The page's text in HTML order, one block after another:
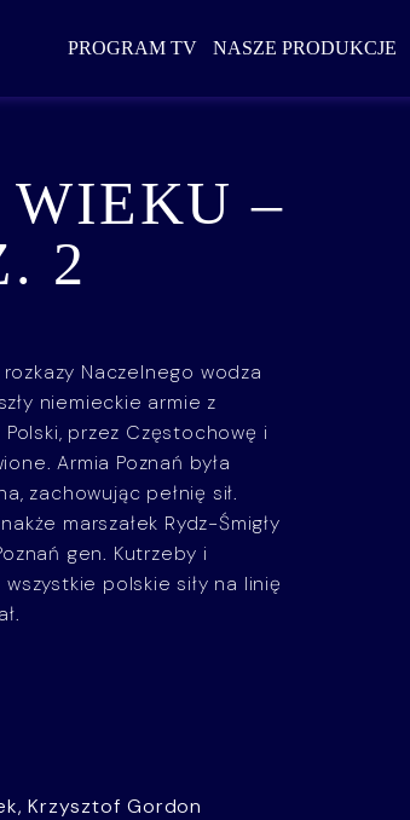
PROGRAM TV NASZE PRODUKCJE
WIEKU –
2
Naczelnego wodza
niemieckie armie z
przez Częstochowę i
Armia Poznań była
zachowując pełnię sił.
marszałek Rydz-Śmigły
gen. Kutrzeby i
polskie siły na linię
Krzysztof Gordon